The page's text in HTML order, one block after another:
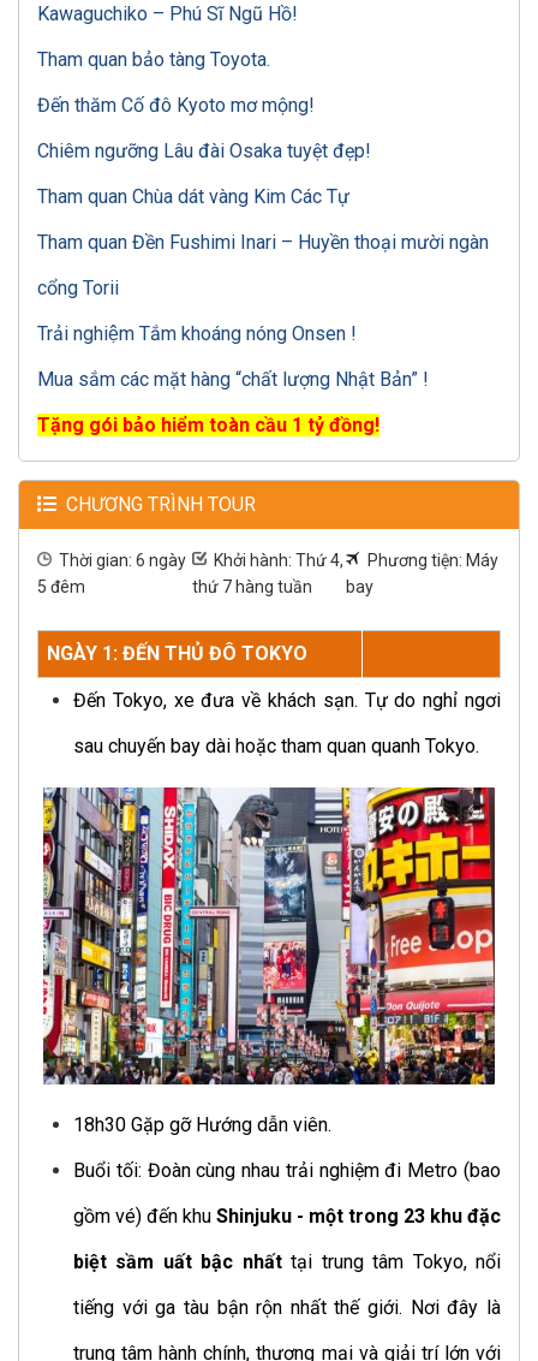
Kawaguchiko – Phú Sĩ Ngũ Hồ!
Tham quan bảo tàng Toyota.
Đến thăm Cố đô Kyoto mơ mộng!
Chiêm ngưỡng Lâu đài Osaka tuyệt đẹp!
Tham quan Chùa dát vàng Kim Các Tự
Tham quan Đền Fushimi Inari – Huyền thoại mười ngàn
cổng Torii
Trải nghiệm Tắm khoáng nóng Onsen !
Mua sắm các mặt hàng “chất lượng Nhật Bản” !
Tặng gói bảo hiểm toàn cầu 1 tỷ đồng!
CHƯƠNG TRÌNH TOUR
Thời gian: 6 ngày
5 đêm
Khởi hành: Thứ 4,
thứ 7 hàng tuần
Phương tiện: Máy
bay
NGÀY 1: ĐẾN THỦ ĐÔ TOKYO
Đến Tokyo, xe đưa về khách sạn. Tự do nghỉ ngơi
sau chuyến bay dài hoặc tham quan quanh Tokyo.
18h30 Gặp gỡ Hướng dẫn viên.
Buổi tối: Đoàn cùng nhau trải nghiệm đi Metro (bao
gồm vé) đến khu Shinjuku - một trong 23 khu đặc
biệt sầm uất bậc nhấttại trung tâm Tokyo, nổi
tiếng với ga tàu bận rộn nhất thế giới. Nơi đây là
trung tâm hành chính, thương mại và giải trí lớn với